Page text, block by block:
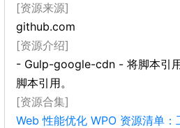
[资源来源]
github.com
[资源介绍]
- Gulp-google-cdn - 将脚本引
脚本引用。
[资源合集]
Web 性能优化 WPO 资源清单